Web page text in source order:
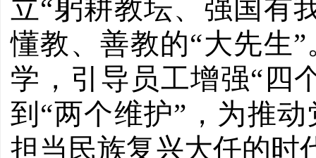
立“躬耕教坛、强国有
懂教、善教的“大先生
学，引导员工增强“四
到“两个维护”，为推
担当民族复兴大任的时